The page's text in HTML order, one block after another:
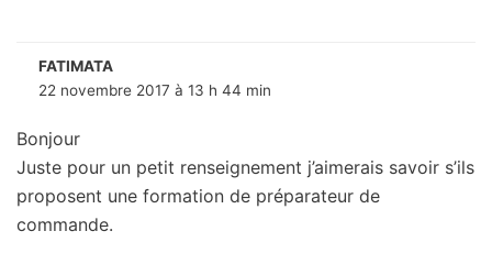
FATIMATA
22 novembre 2017 à 13 h 44 min
Bonjour
Juste pour un petit renseignement j’aimerais savoir s’ils
proposent une formation de préparateur de
commande.